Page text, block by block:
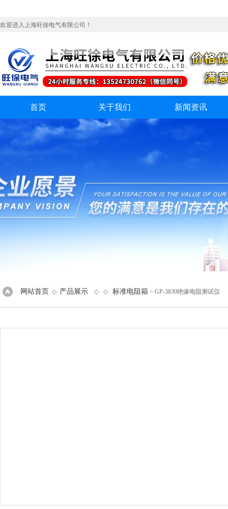
欢迎进入上海旺徐电气有限公司！
首页 关于我们 新闻资讯
网站首页 ◇ 产品展示 ◇ ◇ 标准电阻箱 > GP-3830绝缘电阻测试仪